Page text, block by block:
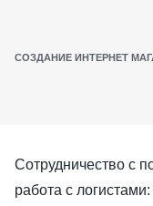
СОЗДАНИЕ ИНТЕРНЕТ
Сотрудничество с
работа с